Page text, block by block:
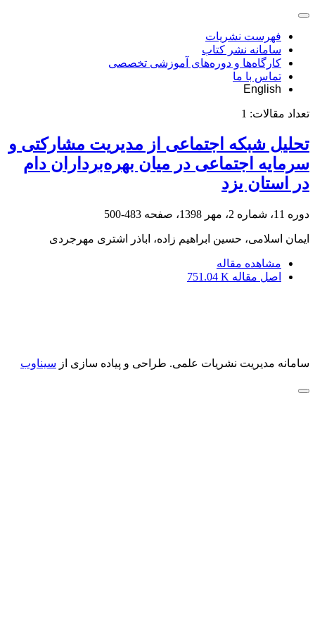
فهرست نشریات
سامانه نشر کتاب
کارگاه‌ها و دوره‌های آموزشی تخصصی
تماس با ما
English
تعداد مقالات: 1
تحلیل شبکه اجتماعی از مدیریت مشارکتی و
سرمایه اجتماعی در میان بهره‌برداران دام
در استان یزد
دوره 11، شماره 2، مهر 1398، صفحه 483-500
ایمان اسلامی، حسین ابراهیم زاده، اباذر اشتری مهرجردی
مشاهده مقاله
اصل مقاله 751.04 K
سامانه مدیریت نشریات علمی. طراحی و پیاده سازی از سیناوب